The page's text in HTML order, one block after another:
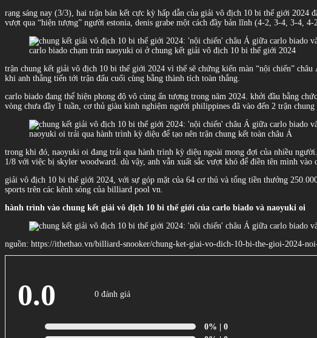
rạng sáng nay (3/3), hai trận bán kết cực kỳ hấp dẫn của giải vô địch 10 bi thế giới
vượt qua “hiện tượng” người estonia, denis grabe một cách đầy bản lĩnh (4-2, 3-4, 3-4, 4-
carlo biado chạm trán naoyuki oi ở chung kết giải vô địch 10 bi thế giới 2024
trận chung kết giải vô địch 10 bi thế giới 2024 vì thế sẽ chứng kiến màn “nội chiến”
khi anh thẳng tiến tới trận đấu cuối cùng bằng thành tích toàn thắng.
carlo biado đang thể hiện phong độ vô cùng ấn tượng trong năm 2024. khởi đầu bằng
vòng chưa đầy 1 tuần, cơ thủ giàu kinh nghiệm người philippines đã vào đến 2 trận chung
naoyuki oi trải qua hành trình kỳ diệu để tạo nên trận chung kết toàn châu Á
trong khi đó, naoyuki oi đang trải qua hành trình kỳ diệu ngoài mong đợi của nhiều
1/8 với việc bị skyler woodward. dù vậy, anh vẫn xuất sắc vượt khó để điền tên mình vào
giải vô địch 10 bi thế giới 2024, với sự góp mặt của 64 cơ thủ và tổng tiền thưởng
sports trên các kênh sóng của billiard pool vn.
hành trình vào chung kết giải vô địch 10 bi thế giới của carlo biado và naoyuki oi
nguồn: https://ithethao.vn/billiard-snooker/chung-ket-giai-vo-dich-10-bi-the-gioi-2024-
0.0 0 đánh giá
0% | 0